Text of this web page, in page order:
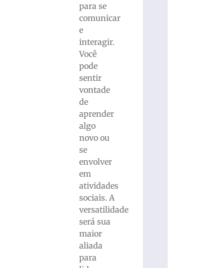
para se
comunicar
e
interagir.
Você
pode
sentir
vontade
de
aprender
algo
novo ou
se
envolver
em
atividades
sociais. A
versatilidade
será sua
maior
aliada
para